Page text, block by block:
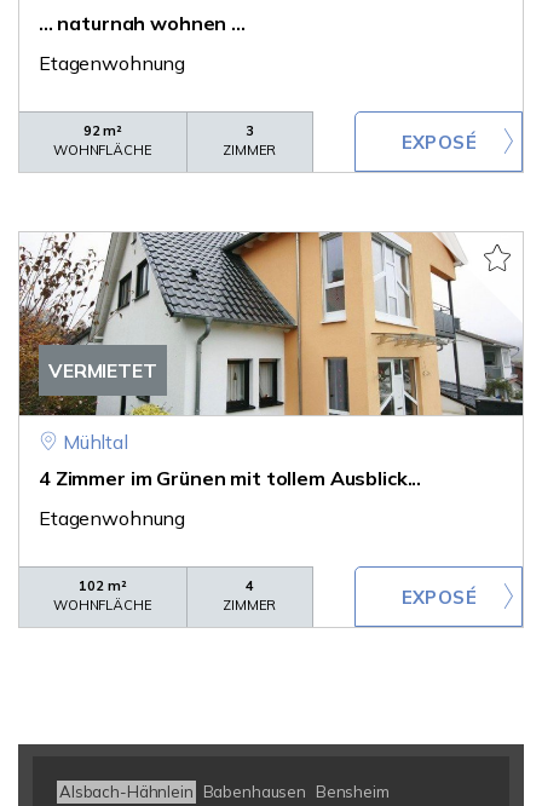
... naturnah wohnen ...
Etagenwohnung
92 m²
WOHNFLÄCHE
3
ZIMMER
VERMIETET
Mühltal
4 Zimmer im Grünen mit tollem Ausblick...
Etagenwohnung
102 m²
WOHNFLÄCHE
4
ZIMMER
Alsbach-Hähnlein Babenhausen
Bensheim